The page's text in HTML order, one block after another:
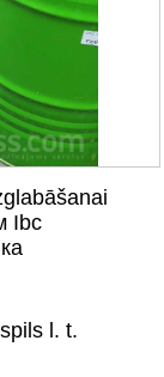
Ibc
l. t.